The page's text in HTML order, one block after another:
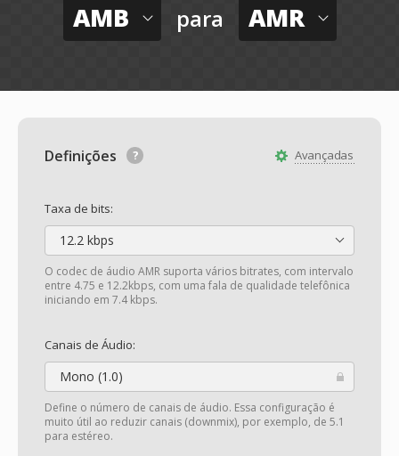
AMB para AMR
Avançadas
Definições
Taxa de bits:
12.2 kbps
O codec de áudio AMR suporta vários bitrates, com intervalo
entre 4.75 e 12.2kbps, com uma fala de qualidade telefônica
iniciando em 7.4 kbps.
Canais de Áudio:
Mono (1.0)
Define o número de canais de áudio. Essa configuração é
muito útil ao reduzir canais (downmix), por exemplo, de 5.1
para estéreo.